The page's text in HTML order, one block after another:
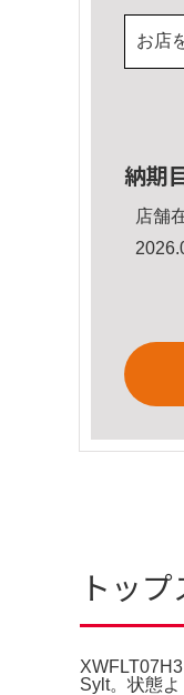
お店
納期
店舗
トッ
Sylt。状態